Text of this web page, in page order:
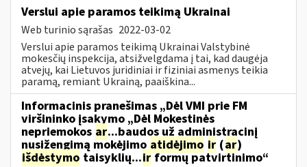
Verslui apie paramos teikimą Ukrainai
Web turinio sąrašas 2022-03-02
Verslui apie paramos teikimą Ukrainai Valstybinė
mokesčių inspekcija, atsižvelgdama į tai, kad daugėja
atvejų, kai Lietuvos juridiniai ir fiziniai asmenys teikia
paramą, remiant Ukrainą, paaiškina...
Informacinis pranešimas „Dėl VMI prie FM
viršininko įsakymo „Dėl Mokestinės
nepriemokos ar...baudos už administracinį
nusižengimą mokėjimo atidėjimo ir (ar)
išdėstymo taisyklių...irformų patvirtinimo“